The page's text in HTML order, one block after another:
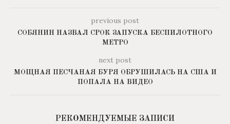
previous post
СОБЯНИН НАЗВАЛ СРОК ЗАПУСКА БЕСПИЛОТНОГО
МЕТРО
next post
МОЩНАЯ ПЕСЧАНАЯ БУРЯ ОБРУШИЛАСЬ НА США И
ПОПАЛА НА ВИДЕО
РЕКОМЕНДУЕМЫЕ ЗАПИСИ